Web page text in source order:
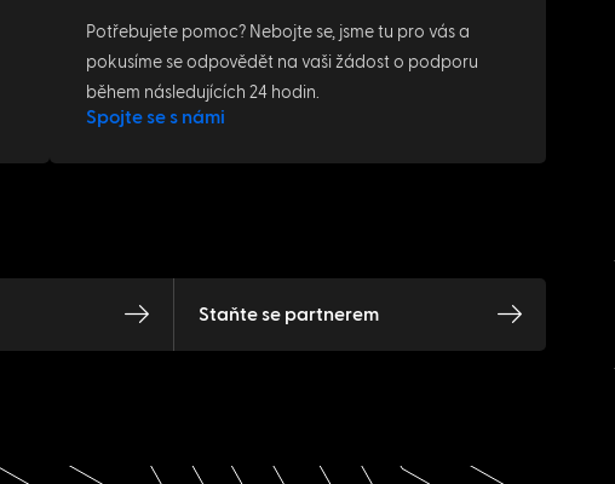
Potřebujete pomoc? Nebojte se, jsme tu pro vás a
pokusíme se odpovědět na vaši žádost o podporu
během následujících 24 hodin.
Spojte se s námi
Staňte se partnerem